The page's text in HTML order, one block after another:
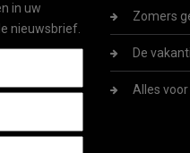
in uw
nieuwsbrief.
Zomers
De
Alles